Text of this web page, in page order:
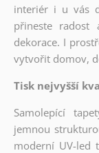
interiér i u vás
přineste radost
dekorace. I
vytvořit domov,
Tisk nejvyšší
Samolepící
jemnou
moderní UV-led